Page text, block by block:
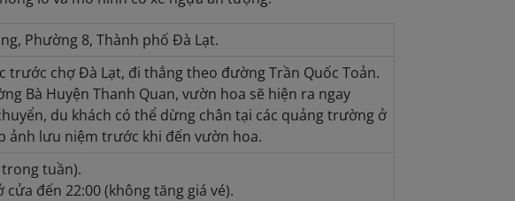
Phường 8, Thành phố Đà Lạt.
trước chợ Đà Lạt, đi thẳng theo đường Trần Quốc Toản.
Bà Huyện Thanh Quan, vườn hoa sẽ hiện ra ngay
du khách có thể dừng chân tại các quảng trường ở
ảnh lưu niệm trước khi đến vườn hoa.
trong tuần).
cửa đến 22:00 (không tăng giá vé).